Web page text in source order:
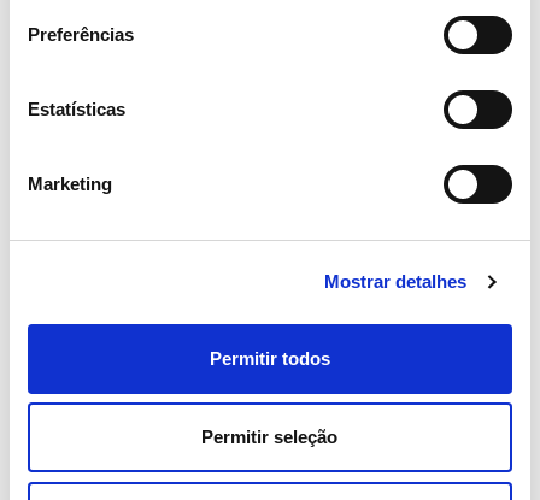
Preferências
Estatísticas
Marketing
Mostrar detalhes
Permitir todos
Permitir seleção
AOGE
faz as moléculas gasosas fluírem. Gere uma
infraestrutura moderna, segura e eficiente para gás natural,
quilómetros de extensão é fundamental para o abastecimento
de gás, afirma-se como pioneira, impulsionadora e facilitadora
da transição energética e da neutralidade climática.
O Grupo OGE tem mais de 2.000 funcionários. Mais
www.oge.net.
AREN – Gasodutos, S.A.é o operador do sistema de
transporte de gás natural em Portugal e faz parte da REN –
empresas que integra o operador do sistema de transporte de